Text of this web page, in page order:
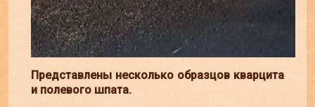
Представлены несколько образцов кварцита
и полевого шпата.